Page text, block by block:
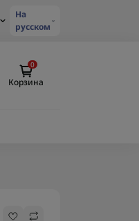
На
русском
0
Корзина